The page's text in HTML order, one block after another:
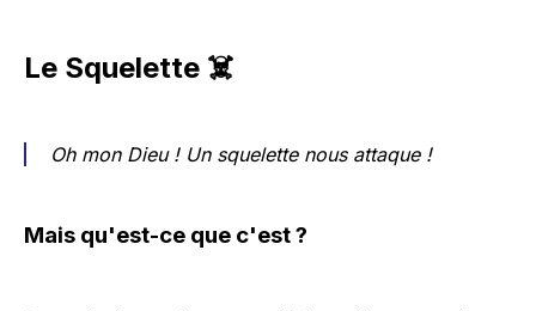
Le Squelette ☠️
Oh mon Dieu ! Un squelette nous attaque !
Mais qu'est-ce que c'est ?